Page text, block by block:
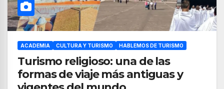
ACADEMIA CULTURA Y TURISMO HABLEMOS DE TURISMO
Turismo religioso: una de las
formas de viaje más antiguas y